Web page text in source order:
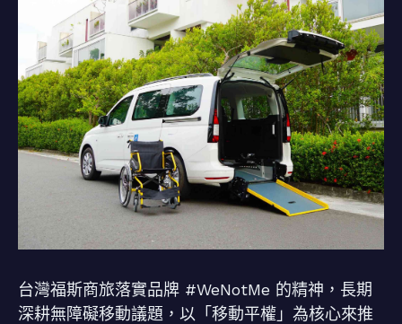
台灣福斯商旅落實品牌 #WeNotMe 的精神，長期
深耕無障礙移動議題，以「移動平權」為核心來推